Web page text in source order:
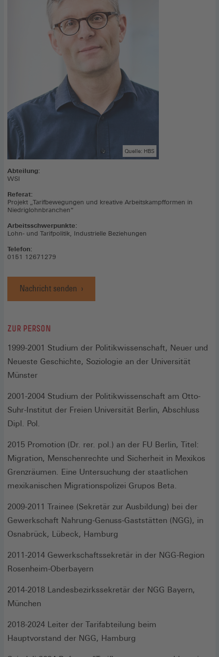
Quelle: HBS
Abteilung:
WSI
Referat:
Projekt „Tarifbewegungen und kreative Arbeitskampfformen in
Niedriglohnbranchen“
Arbeitsschwerpunkte:
Lohn- und Tarifpolitik, Industrielle Beziehungen
Telefon:
0151 12671279
Nachricht senden
ZUR PERSON
1999-2001 Studium der Politikwissenschaft, Neuer und
Neueste Geschichte, Soziologie an der Universität
Münster
2001-2004 Studium der Politikwissenschaft am Otto-
Suhr-Institut der Freien Universität Berlin, Abschluss
Dipl. Pol.
2015 Promotion (Dr. rer. pol.) an der FU Berlin, Titel:
Migration, Menschenrechte und Sicherheit in Mexikos
Grenzräumen. Eine Untersuchung der staatlichen
mexikanischen Migrationspolizei Grupos Beta.
2009-2011 Trainee (Sekretär zur Ausbildung) bei der
Gewerkschaft Nahrung-Genuss-Gaststätten (NGG), in
Osnabrück, Lübeck, Hamburg
2011-2014 Gewerkschaftssekretär in der NGG-Region
Rosenheim-Oberbayern
2014-2018 Landesbezirkssekretär der NGG Bayern,
München
2018-2024 Leiter der Tarifabteilung beim
Hauptvorstand der NGG, Hamburg